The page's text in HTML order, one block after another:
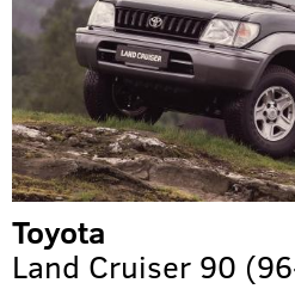
Toyota
Land Cruiser 90